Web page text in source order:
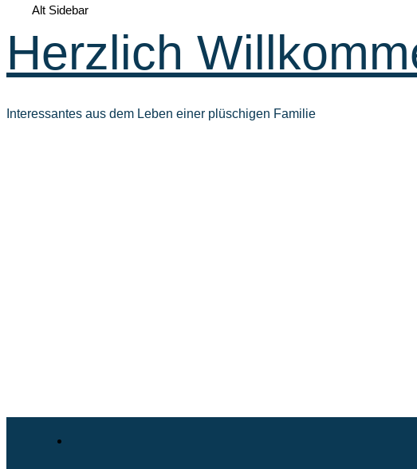
Herzlich
Interessantes aus dem Leben einer plüschigen Familie
Alt Sidebar